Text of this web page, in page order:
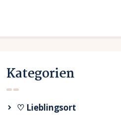
Kategorien
♡ Lieblingsort